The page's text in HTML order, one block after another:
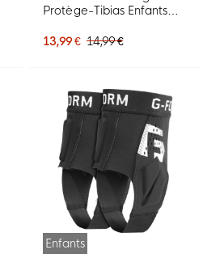
Protège-Tibias Enfants
Noir
13,99 € 14,99 €
Enfants